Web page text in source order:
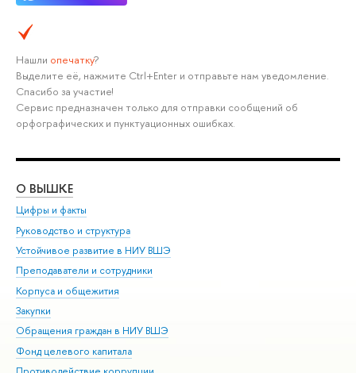
Нашли опечатку?
Выделите её, нажмите Ctrl+Enter и отправьте нам уведомление.
Спасибо за участие!
Сервис предназначен только для отправки сообщений об
орфографических и пунктуационных ошибках.
О ВЫШКЕ
Цифры и факты
Руководство и структура
Устойчивое развитие в НИУ ВШЭ
Преподаватели и сотрудники
Корпуса и общежития
Закупки
Обращения граждан в НИУ ВШЭ
Фонд целевого капитала